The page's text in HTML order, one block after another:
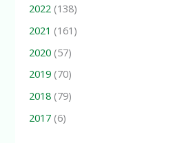
2022 (138)
2021 (161)
2020 (57)
2019 (70)
2018 (79)
2017 (6)